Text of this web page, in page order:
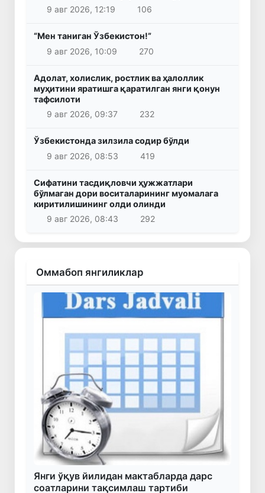
9 авг 2026, 12:19
106
“Мен таниган Ўзбекистон!”
9 авг 2026, 10:09
270
Адолат, холислик, ростлик ва ҳалоллик
муҳитини яратишга қаратилган янги қонун
тафсилоти
9 авг 2026, 09:37
232
Ўзбекистонда зилзила содир бўлди
9 авг 2026, 08:53
419
Сифатини тасдиқловчи ҳужжатлари
бўлмаган дори воситаларининг муомалага
киритилишининг олди олинди
9 авг 2026, 08:43
292
Оммабоп янгиликлар
Янги ўқув йилидан мактабларда дарс
соатларини тақсимлаш тартиби